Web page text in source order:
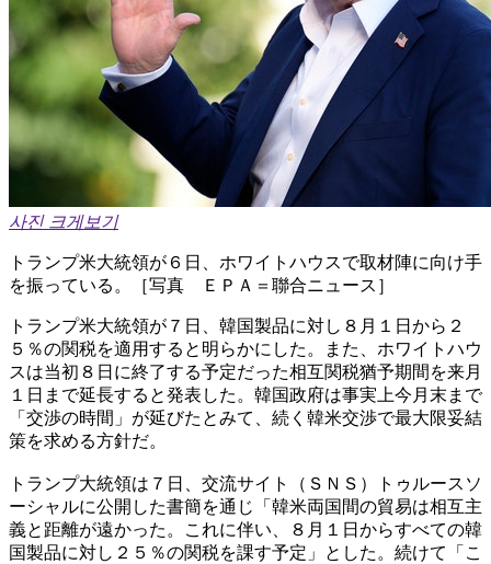
사진 크게보기
トランプ米大統領が６日、ホワイトハウスで取材陣に向け手
を振っている。［写真 ＥＰＡ＝聯合ニュース］
トランプ米大統領が７日、韓国製品に対し８月１日から２
５％の関税を適用すると明らかにした。また、ホワイトハウ
スは当初８日に終了する予定だった相互関税猶予期間を来月
１日まで延長すると発表した。韓国政府は事実上今月末まで
「交渉の時間」が延びたとみて、続く韓米交渉で最大限妥結
策を求める方針だ。
トランプ大統領は７日、交流サイト（ＳＮＳ）トゥルースソ
ーシャルに公開した書簡を通じ「韓米両国間の貿易は相互主
義と距離が遠かった。これに伴い、８月１日からすべての韓
国製品に対し２５％の関税を課す予定」とした。続けて「こ